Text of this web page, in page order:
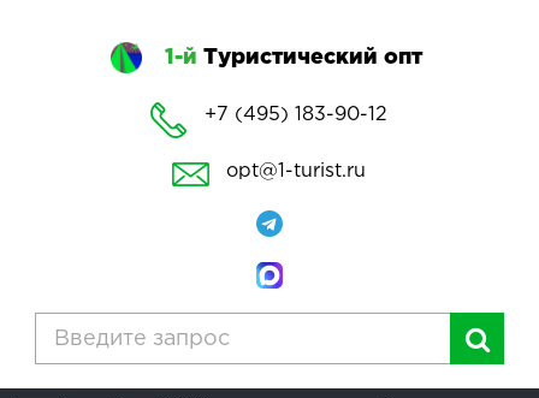
1-й Туристический опт
+7 (495) 183-90-12
opt@1-turist.ru